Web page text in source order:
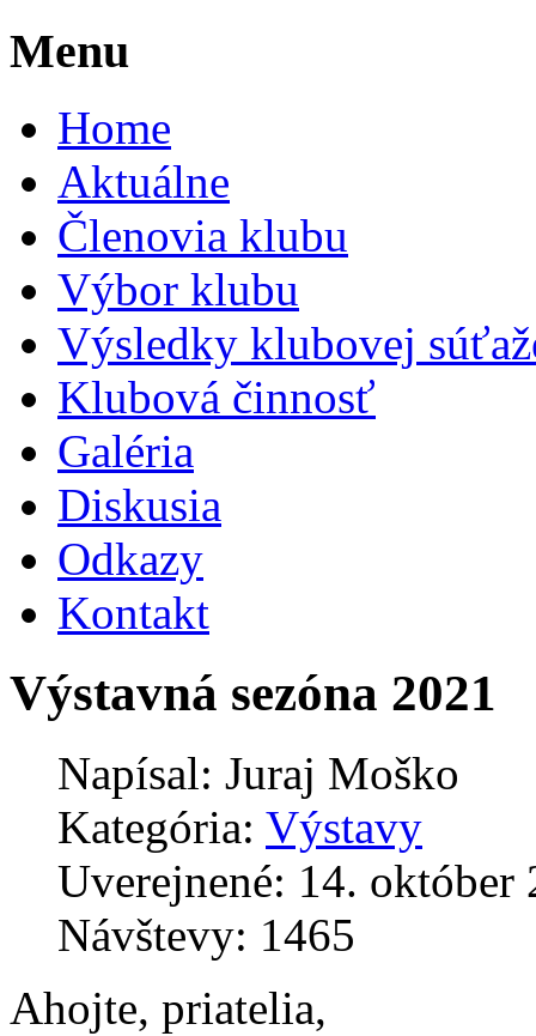
Menu
Home
Aktuálne
Členovia klubu
Výbor klubu
Výsledky klubovej
Klubová činnosť
Galéria
Diskusia
Odkazy
Kontakt
Výstavná sezóna 2021
Napísal: Juraj Moško
Kategória: Výstavy
Uverejnené: 14. október
Návštevy: 1465
Ahojte, priatelia,